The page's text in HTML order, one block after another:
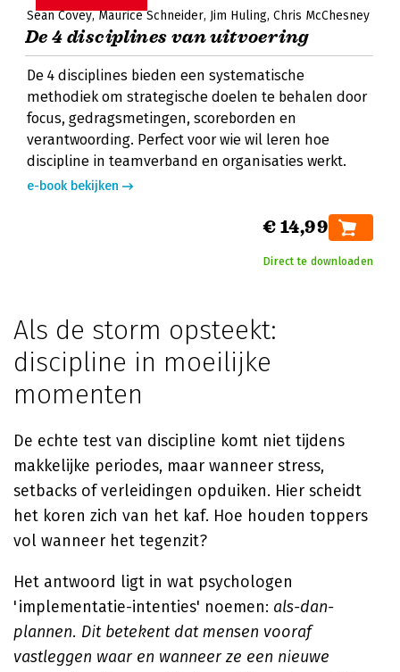
Sean Covey Maurice Schneider Jim Huling Chris McChesney
De 4 disciplines van uitvoering
De 4 disciplines bieden een systematische
methodiek om strategische doelen te behalen door
focus, gedragsmetingen, scoreborden en
verantwoording. Perfect voor wie wil leren hoe
discipline in teamverband en organisaties werkt.
e-book bekijken
€ 14,99
Direct te downloaden
Als de storm opsteekt:
discipline in moeilijke
momenten
De echte test van discipline komt niet tijdens
makkelijke periodes, maar wanneer stress,
setbacks of verleidingen opduiken. Hier scheidt
het koren zich van het kaf. Hoe houden toppers
vol wanneer het tegenzit?
Het antwoord ligt in wat psychologen
'implementatie-intenties' noemen: als-dan-
plannen. Dit betekent dat mensen vooraf
vastleggen waar en wanneer ze een nieuwe